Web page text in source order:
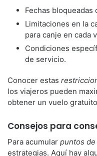
Fechas
Limitaciones en la
para canje en cada
Condiciones
de servicio.
Conocer estas
los viajeros pueden
obtener un vuelo
Consejos para
Para acumular puntos
estrategias. Aquí hay